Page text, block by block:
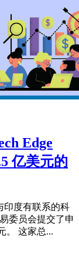
Edge
亿美元的
印度有联系的科
委员会提交了申
。 这家总...